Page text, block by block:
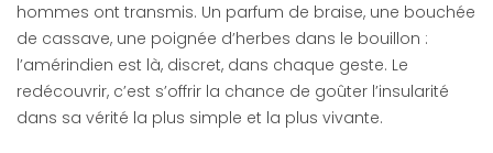
hommes ont transmis. Un parfum de braise, une bouchée
de cassave, une poignée d’herbes dans le bouillon :
l’amérindien est là, discret, dans chaque geste. Le
redécouvrir, c’est s’offrir la chance de goûter l’insularité
dans sa vérité la plus simple et la plus vivante.